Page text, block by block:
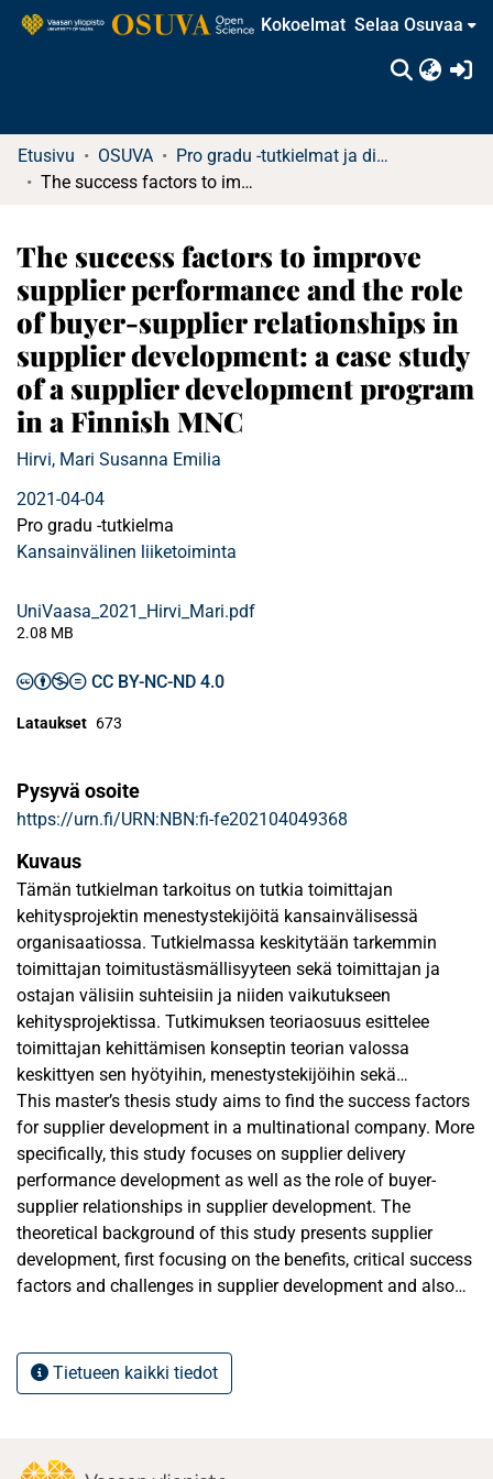
Kokoelmat Selaa Osuvaa
Etusivu OSUVA
Pro gradu -tutkielmat ja diplomityöt
The success factors to improve supplier performance and the role of buyer-supplier relationships in supplier development: a case study of a supplier development program in a Finnish MNC
The success factors to improve
supplier performance and the role
of buyer-supplier relationships in
supplier development: a case study
of a supplier development program
in a Finnish MNC
Hirvi, Mari Susanna Emilia
2021-04-04
Pro gradu -tutkielma
Kansainvälinen liiketoiminta
UniVaasa_2021_Hirvi_Mari.pdf
2.08 MB
CC BY-NC-ND 4.0
Lataukset 673
Pysyvä osoite
https://urn.fi/URN:NBN:fi-fe202104049368
Kuvaus
Tämän tutkielman tarkoitus on tutkia toimittajan
kehitysprojektin menestystekijöitä kansainvälisessä
organisaatiossa. Tutkielmassa keskitytään tarkemmin
toimittajan toimitustäsmällisyyteen sekä toimittajan ja
ostajan välisiin suhteisiin ja niiden vaikutukseen
kehitysprojektissa. Tutkimuksen teoriaosuus esittelee
toimittajan kehittämisen konseptin teorian valossa
keskittyen sen hyötyihin, menestystekijöihin sekä
haasteisiin. Lisäksi erilaiset toimittajan kehittämiseen
liittyvät toiminnot käydään läpi. Tämän jälkeen teoriaosuus
käsittelee toimittajan suorituskyvyn mittareita ja esittelee
yleisimmät teoriat sekä lähestymistavat suorituskyvyn
mittaamiselle.
Empiirinen tutkimus on toteutettu kvalitatiivisella
tapaustutkimuksella. Tapaustutkimukseen valittu yritys on
suomalainen teollisuusalan kansainvälinen yritys, jolla on
haastatteluilla, havainnoilla sekä tukevana datana on
käytetty ostajayrityksen dataa. Data on kerätty yhden
kommunikointitavoilla sekä toimittajan suorituskyvyn
This master’s thesis study aims to find the success factors
for supplier development in a multinational company. More
specifically, this study focuses on supplier delivery
performance development as well as the role of buyer-
supplier relationships in supplier development. The
theoretical background of this study presents supplier
development, first focusing on the benefits, critical success
factors and challenges in supplier development and also
involvement level in those activities.
The theoretical background also provides insight on
performance is being measured.
Tietueen kaikki tiedot